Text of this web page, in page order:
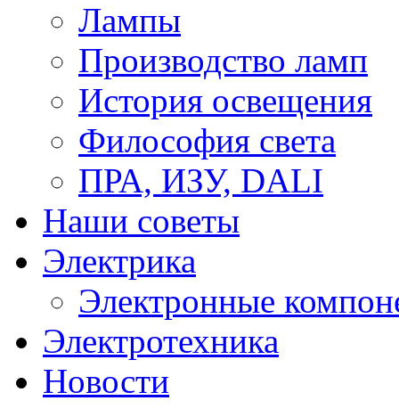
Лампы
Производство ламп
История освещения
Философия света
ПРА, ИЗУ, DALI
Наши советы
Электрика
Электронные
Электротехника
Новости